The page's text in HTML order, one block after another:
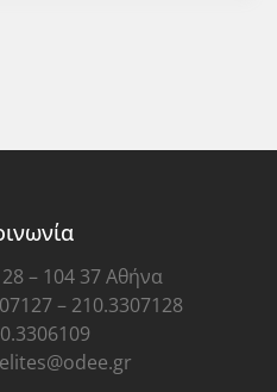
– 104 37 Αθήνα
– 210.3307128